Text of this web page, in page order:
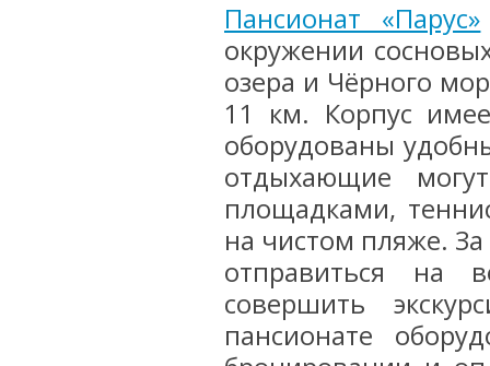
Пансионат «Парус»
окружении
озера и Чёрного
11 км. Корпус
оборудованы
отдыхающие
площадками,
на чистом пляже.
отправиться на
совершить
пансионате